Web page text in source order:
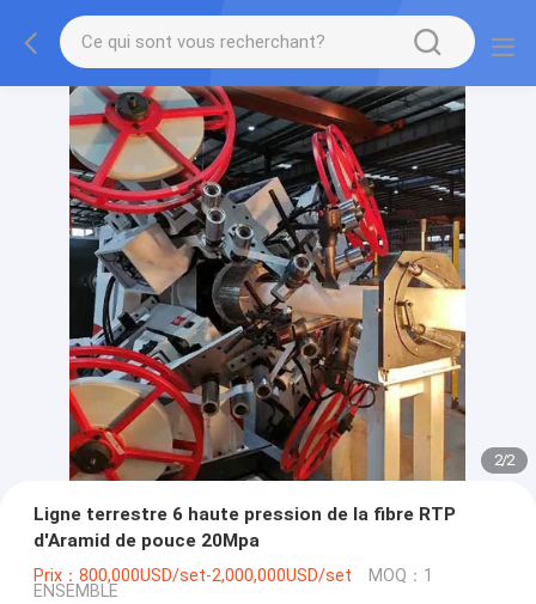
2/2
Ligne terrestre 6 haute pression de la fibre RTP
d'Aramid de pouce 20Mpa
Prix：800,000USD/set-2,000,000USD/set MOQ：1
ENSEMBLE